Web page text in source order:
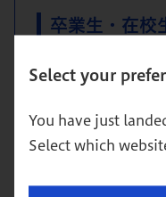
Select your
You have just
Select which
卒業生・在校
投資対象は、在校
性が期待できるベ
は、累計1億円以上
行います（フォロ